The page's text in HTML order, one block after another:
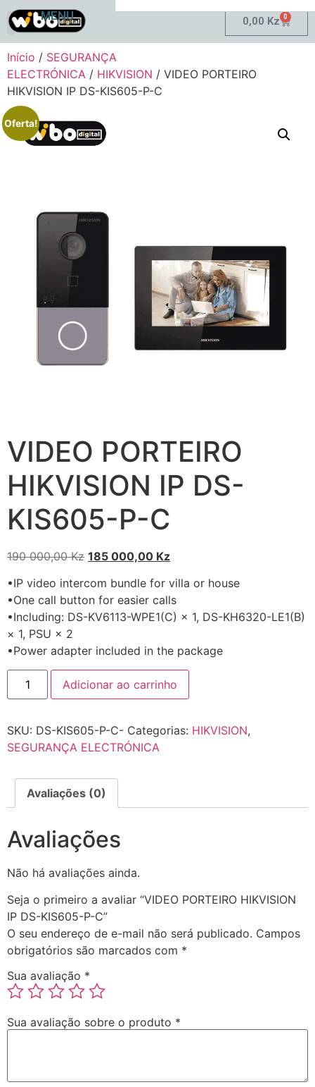
0,00 Kz 0
MENU
Início / SEGURANÇA
ELECTRÓNICA / HIKVISION / VIDEO PORTEIRO
HIKVISION IP DS-KIS605-P-C
Oferta!
VIDEO PORTEIRO
HIKVISION IP DS-
KIS605-P-C
190 000,00Kz 185 000,00 Kz
•IP video intercom bundle for villa or house
•One call button for easier calls
•Including: DS-KV6113-WPE1(C) × 1, DS-KH6320-LE1(B)
× 1, PSU × 2
•Power adapter included in the package
Adicionar ao carrinho
SKU: DS-KIS605-P-C- Categorias: HIKVISION,
SEGURANÇA ELECTRÓNICA
Avaliações (0)
Avaliações
Não há avaliações ainda.
Seja o primeiro a avaliar “VIDEO PORTEIRO HIKVISION
IP DS-KIS605-P-C”
O seu endereço de e-mail não será publicado. Campos
obrigatórios são marcados com *
Sua avaliação *
Sua avaliação sobre o produto *